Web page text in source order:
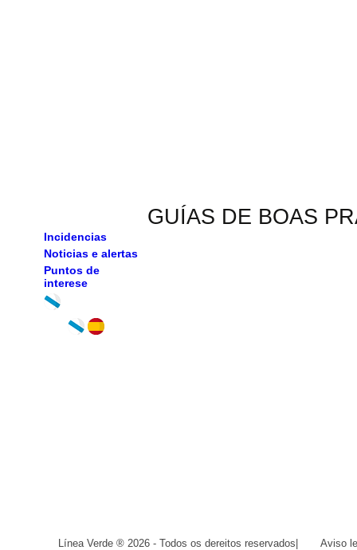
Incidencias
Noticias e alertas
Puntos de
interese
GUÍAS DE BOAS
Línea Verde ® 2026 - Todos os dereitos reservados Aviso